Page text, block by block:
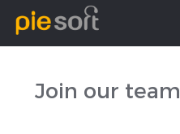
Join our team